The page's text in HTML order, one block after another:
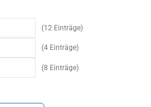
(12 Einträge)
(4 Einträge)
(8 Einträge)